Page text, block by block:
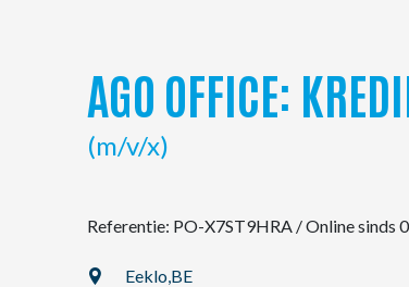
Kantoren
My AGO
AGO OFFICE:
(m/v/x)
Referentie: PO-X7ST9HRA /Online sinds
Eeklo,BE